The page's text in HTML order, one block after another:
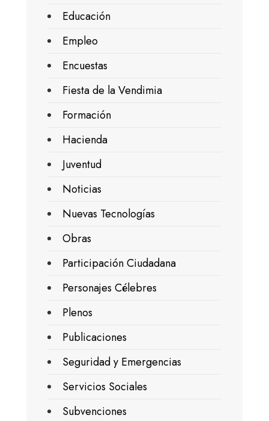
Educación
Empleo
Encuestas
Fiesta de la Vendimia
Formación
Hacienda
Juventud
Noticias
Nuevas Tecnologías
Obras
Participación Ciudadana
Personajes Célebres
Plenos
Publicaciones
Seguridad y Emergencias
Servicios Sociales
Subvenciones